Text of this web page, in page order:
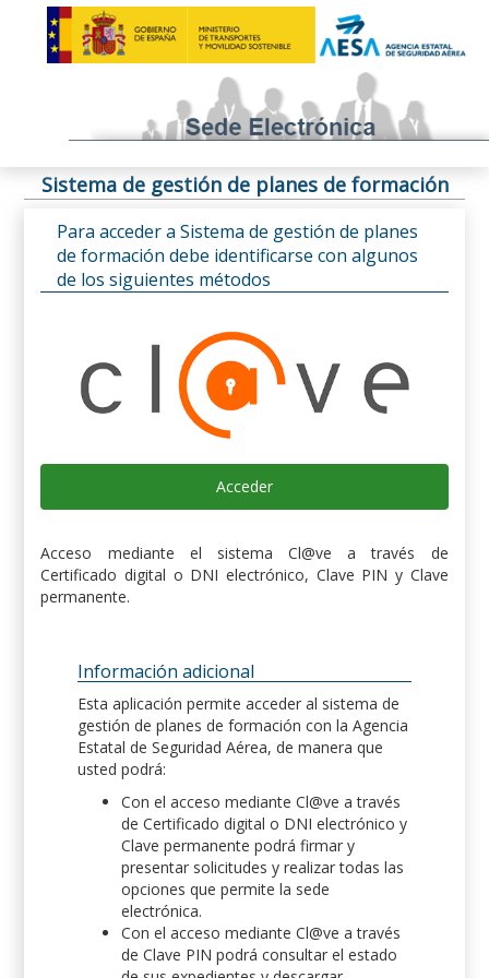
Sistema de gestión de planes de formación
Para acceder a Sistema de gestión de planes
de formación debe identificarse con algunos
de los siguientes métodos
Acceder
Acceso mediante el sistema Cl@ve a través de
Certificado digital o DNI electrónico, Clave PIN y Clave
permanente.
Información adicional
Esta aplicación permite acceder al sistema de
gestión de planes de formación con la Agencia
Estatal de Seguridad Aérea, de manera que
usted podrá:
Con el acceso mediante Cl@ve a través
de Certificado digital o DNI electrónico y
Clave permanente podrá firmar y
presentar solicitudes y realizar todas las
opciones que permite la sede
electrónica.
Con el acceso mediante Cl@ve a través
de Clave PIN podrá consultar el estado